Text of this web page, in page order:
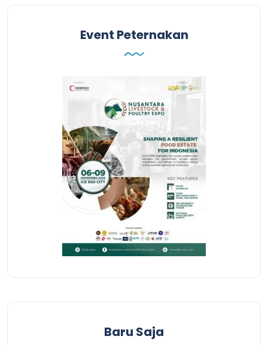
Event Peternakan
Baru Saja